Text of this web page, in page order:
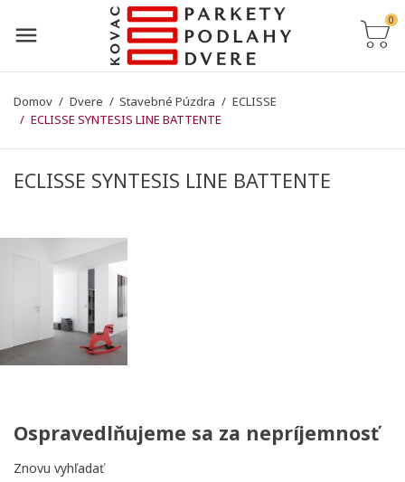
0
Domov Dvere Stavebné Púzdra
ECLISSE
ECLISSE SYNTESIS LINE BATTENTE
ECLISSE SYNTESIS LINE BATTENTE
Ospravedlňujeme sa za nepríjemnosť
Znovu vyhľadať